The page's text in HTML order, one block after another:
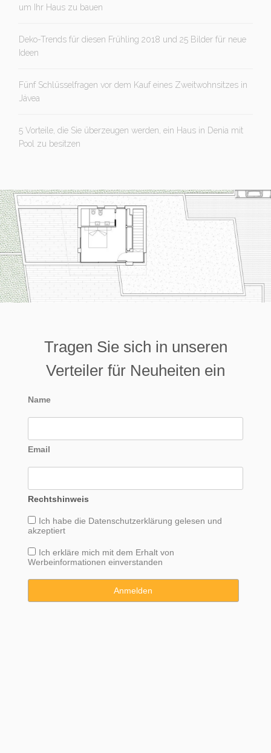
um Ihr Haus zu bauen
Deko-Trends für diesen Frühling 2018 und 25 Bilder für neue
Ideen
Fünf Schlüsselfragen vor dem Kauf eines Zweitwohnsitzes in
Jávea
5 Vorteile, die Sie überzeugen werden, ein Haus in Denia mit
Pool zu besitzen
Tragen Sie sich in unseren
Verteiler für Neuheiten ein
Name
Email
Rechtshinweis
Ich habe die Datenschutzerklärung gelesen und
akzeptiert
Ich erkläre mich mit dem Erhalt von
Werbeinformationen einverstanden